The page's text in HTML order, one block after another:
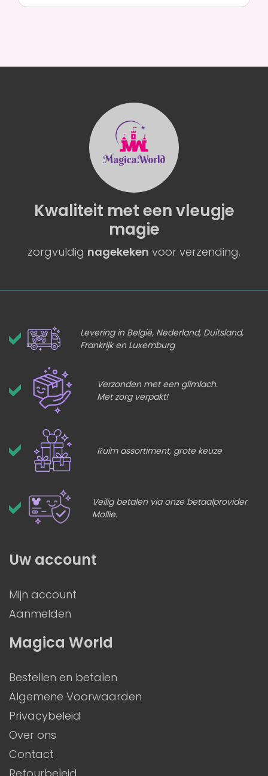
Kwaliteit met eenvleugje
magie
zorgvuldig nagekeken voor verzending.
Levering in België, Nederland, Duitsland,
Frankrijk en Luxemburg
Verzonden met een glimlach.
Met zorg verpakt!
Ruim assortiment, grote keuze
Veilig betalen via onze betaalprovider
Mollie.
Magica World
Bestellen en betalen
Algemene Voorwaarden
Privacybeleid
Over ons
Contact
Uw account
Mijn account
Aanmelden